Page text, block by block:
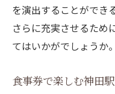
を演出することができ
さらに充実させるため
てはいかがでしょうか。
食事券で楽しむ神田